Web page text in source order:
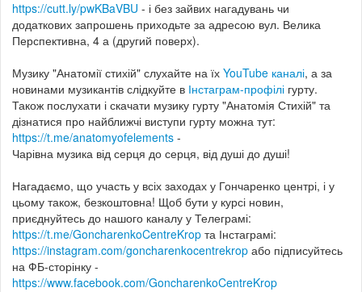
https://cutt.ly/pwKBaVBU - і без зайвих нагадувань чи
додаткових запрошень приходьте за адресою вул. Велика
Перспективна, 4 а (другий поверх).
Музику "Анатомії стихій" слухайте на їх YouTube каналі, а за
новинами музикантів слідкуйте в Інстаграм-профілі гурту.
Також послухати і скачати музику гурту "Анатомія Стихій" та
дізнатися про найближчі виступи гурту можна тут:
https://t.me/anatomyofelements -
Чарівна музика від серця до серця, від душі до душі!
Нагадаємо, що участь у всіх заходах у Гончаренко центрі, і у
цьому також, безкоштовна! Щоб бути у курсі новин,
приєднуйтесь до нашого каналу у Телеграмі:
https://t.me/GoncharenkoCentreKrop та Інстаграмі:
https://instagram.com/goncharenkocentrekrop або підписуйтесь
на ФБ-сторінку -
https://www.facebook.com/GoncharenkoCentreKrop